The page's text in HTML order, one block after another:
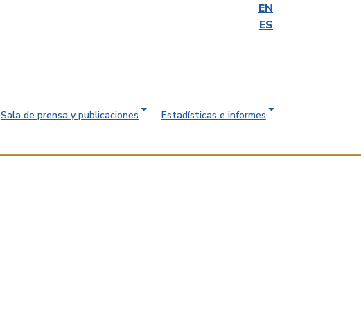
EN
ES
Sala de prensa y publicaciones
Estadísticas e informes